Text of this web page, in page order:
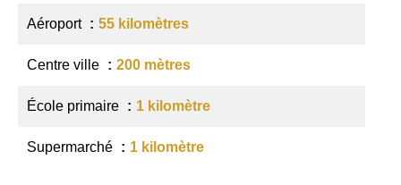
Aéroport 55 kilomètres
Centre ville 200 mètres
École primaire 1 kilomètre
Supermarché 1 kilomètre